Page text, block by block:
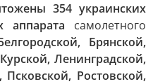
354 украинских
аппарата самолетного
Брянской,
Ленинградской,
Ростовской,